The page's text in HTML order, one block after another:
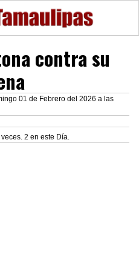
contra su
01 de Febrero del 2026 a las
2 en este Día.